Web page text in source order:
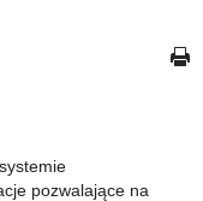
pozwalające na